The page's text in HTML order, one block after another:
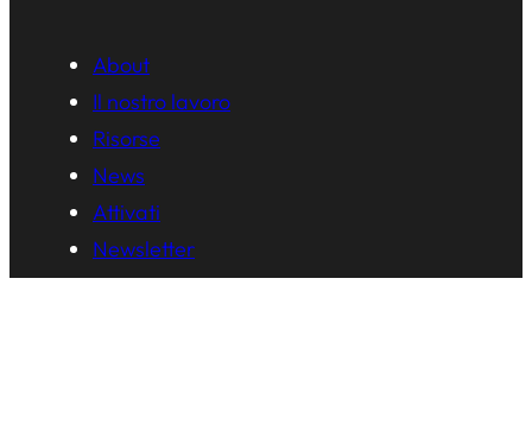
About
Il nostro lavoro
Risorse
News
Attivati
Newsletter